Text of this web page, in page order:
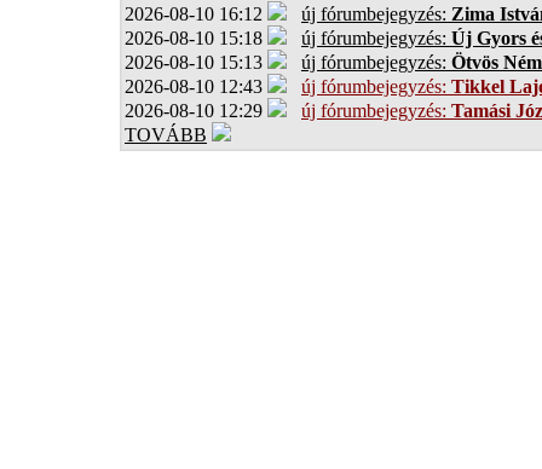
2026-08-10 16:12 új fórumbejegyzés: Zima
2026-08-10 15:18
új fórumbejegyzés: Új Gyors
2026-08-10 15:13
új fórumbejegyzés: Ötvös
2026-08-10 12:43
új fórumbejegyzés: Tikkel
2026-08-10 12:29
új fórumbejegyzés: Tamási
TOVÁBB